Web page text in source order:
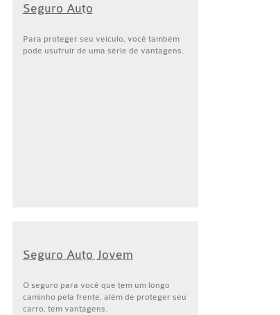
Seguro Auto
Para proteger seu veículo, você também
pode usufruir de uma série de vantagens.
Seguro Auto Jovem
O seguro para você que tem um longo
caminho pela frente, além de proteger seu
carro, tem vantagens.